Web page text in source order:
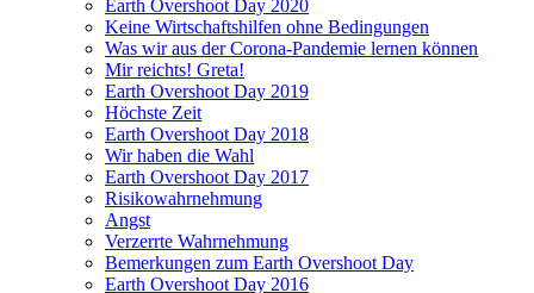
Earth Overshoot Day 2020
Keine Wirtschaftshilfen ohne Bedingungen
Was wir aus der Corona-Pandemie lernen können
Mir reichts! Greta!
Earth Overshoot Day 2019
Höchste Zeit
Earth Overshoot Day 2018
Wir haben die Wahl
Earth Overshoot Day 2017
Risikowahrnehmung
Angst
Verzerrte Wahrnehmung
Bemerkungen zum Earth Overshoot Day
Earth Overshoot Day 2016